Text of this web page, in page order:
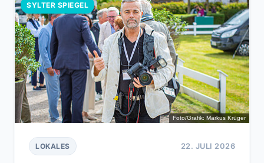
SYLTER SPIEGEL
Foto/Grafik: Markus Krüger
22. JULI 2026
LOKALES